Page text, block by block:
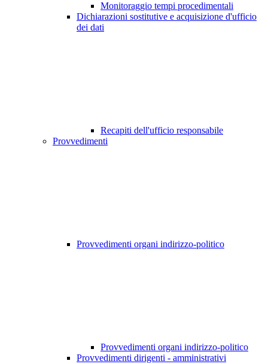
Monitoraggio tempi procedimentali
Dichiarazioni sostitutive e acquisizione d'ufficio
dei dati
Recapiti dell'ufficio responsabile
Provvedimenti
Provvedimenti organi indirizzo-politico
Provvedimenti organi indirizzo-politico
Provvedimenti dirigenti - amministrativi